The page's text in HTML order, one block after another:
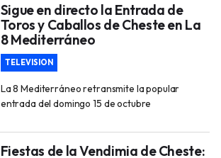
Sigue en directo la Entrada de
Toros y Caballos de Cheste en La
8 Mediterráneo
TELEVISION
La 8 Mediterráneo retransmite la popular
entrada del domingo 15 de octubre
Fiestas de la Vendimia de Cheste: